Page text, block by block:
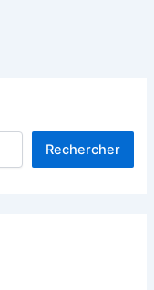
Rechercher